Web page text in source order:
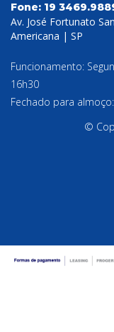
Fone: 19
Av. José Fortunato
Americana | SP
Funcionamento:
16h30
Fechado para
©